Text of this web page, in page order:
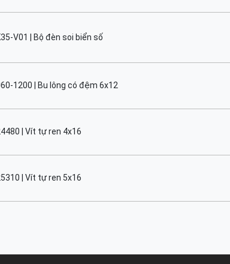
V01 | Bộ đèn soi biển số
1200 | Bu lông có đệm 6x12
| Vít tự ren 4x16
| Vít tự ren 5x16